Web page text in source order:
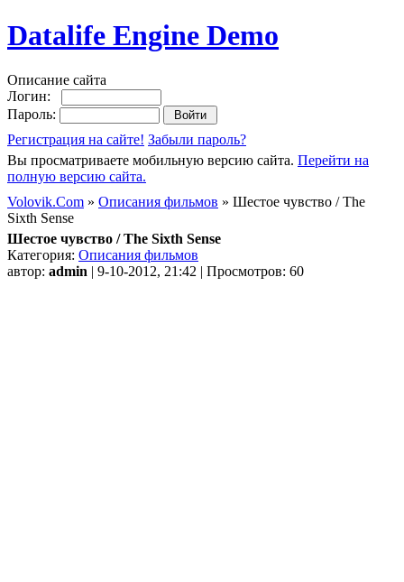
Datalife Engine Demo
Описание сайта
Логин:
Пароль:
Регистрация на сайте! Забыли пароль?
Вы просматриваете мобильную версию сайта. Перейти на
полную версию сайта.
Volovik.Com » Описания фильмов » Шестое чувство / The
Sixth Sense
Шестое чувство / The Sixth Sense
Категория: Описания фильмов
автор: admin | 9-10-2012, 21:42 | Просмотров: 60